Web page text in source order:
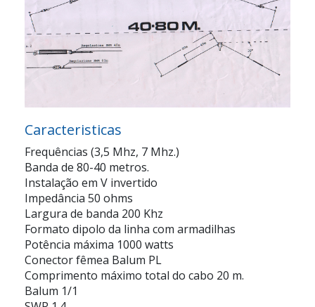
Caracteristicas
Frequências (3,5 Mhz, 7 Mhz.)
Banda de 80-40 metros.
Instalação em V invertido
Impedância 50 ohms
Largura de banda 200 Khz
Formato dipolo da linha com armadilhas
Potência máxima 1000 watts
Conector fêmea Balum PL
Comprimento máximo total do cabo 20 m.
Balum 1/1